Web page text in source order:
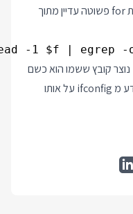
התקן רשת. עכשיו נשאר רק להריץ לולאת for פשוטה עדיין מתוך
והתוצאה - לכל ממשק רשת מ ifconfig נוצר קובץ ששמו הוא כשם
ממשק הרשת, והתוכן הוא כל בלוק המידע מ ifconfig על אותו